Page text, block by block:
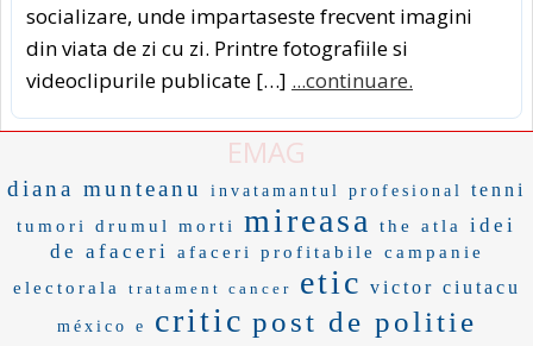
socializare, unde impartaseste frecvent imagini
din viata de zi cu zi. Printre fotografiile si
videoclipurile publicate […] ...continuare.
EMAG
diana munteanu invatamantul profesional tenni
tumori drumul morti mireasa the atla
idei
de afaceri
afaceri profitabile
campanie
electorala
tratament cancer etic victor ciutacu
méxico e critic post de politie